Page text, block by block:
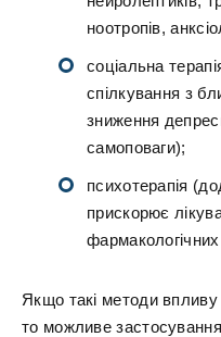
ноотропів,
соціальна
спілкування з
зниження
самоповаги);
психотерапія
прискорює
фармакологічних
Якщо такі методи впливу
то можливе